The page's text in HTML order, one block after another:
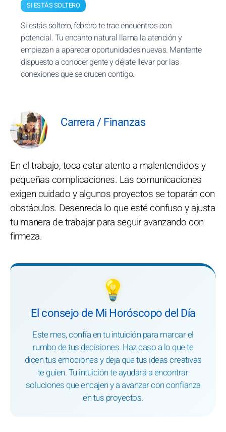
SI ESTÁS SOLTERO
Si estás soltero, febrero te trae encuentros con
potencial. Tu encanto natural llama la atención y
empiezan a aparecer oportunidades nuevas. Mantente
dispuesto a conocer gente y déjate llevar por las
conexiones que se crucen contigo.
Carrera / Finanzas
En el trabajo, toca estar atento a malentendidos y
pequeñas complicaciones. Las comunicaciones
exigen cuidado y algunos proyectos se toparán con
obstáculos. Desenreda lo que esté confuso y ajusta
tu manera de trabajar para seguir avanzando con
firmeza.
💡
El consejo de Mi Horóscopo del Día
Este mes, confía en tu intuición para marcar el
rumbo de tus decisiones. Haz caso a lo que te
dicen tus emociones y deja que tus ideas creativas
te guíen. Tu intuición te ayudará a encontrar
soluciones que encajen y a avanzar con confianza
en tus proyectos.